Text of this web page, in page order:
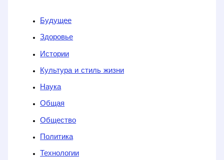
Будущее
Здоровье
Истории
Культура и стиль жизни
Наука
Общая
Общество
Политика
Технологии